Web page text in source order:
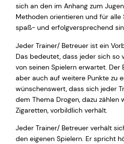
sich an den im Anhang zum
Methoden orientieren und für alle
spaß- und erfolgversprechend
Jeder Trainer/ Betreuer ist ein
Das bedeutet, dass jeder sich so
von seinen Spielern erwartet. Der
aber auch auf weitere Punkte zu
wünschenswert, dass sich jeder
dem Thema Drogen, dazu zählen
Zigaretten, vorbildlich verhält.
Jeder Trainer/ Betreuer verhält
den eigenen Spielern. Er spricht